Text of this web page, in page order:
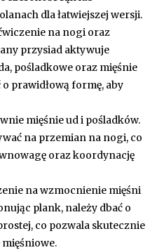
dla łatwiejszej wersji.
na nogi oraz
przysiad aktywuje
pośladkowe oraz mięśnie
prawidłową formę, aby
mięśnie ud i pośladków.
na przemian na nogi, co
oraz koordynację
na wzmocnienie mięśni
plank, należy dbać o
co pozwala skutecznie